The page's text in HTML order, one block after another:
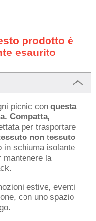
prodotto è
esaurito
picnic conquesta
Compatta,
per trasportare
non tessuto
in schiuma isolante
mantenere la
estive, eventi
con uno spazio